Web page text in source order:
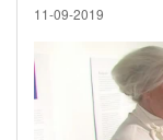
11-09-2019